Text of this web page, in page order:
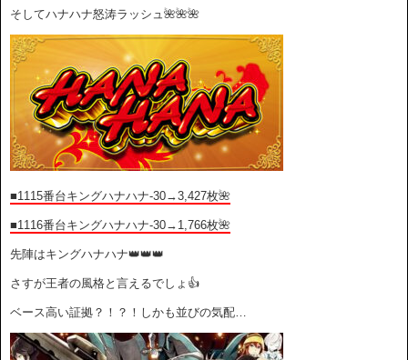
そしてハナハナ怒涛ラッシュ🌺🌺🌺
■1115番台キングハナハナ-30→3,427枚🌺
■1116番台キングハナハナ-30→1,766枚🌺
先陣はキングハナハナ👑👑👑
さすが王者の風格と言えるでしょ👍
ベース高い証拠？！？！しかも並びの気配…